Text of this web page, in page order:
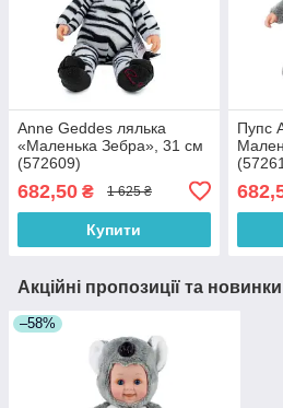
Anne Geddes лялька
«Маленька Зебра», 31 см
(572609)
682,50 ₴ 1 625 ₴
Купити
Пупс
Акційні пропозиції та новинки
–58%